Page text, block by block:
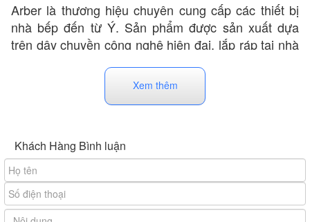
Arber là thương hiệu chuyên cung cấp các thiết bị
nhà bếp đến từ Ý. Sản phẩm được sản xuất dựa
trên dây chuyền công nghệ hiện đại, lắp ráp tại nhà
phẩm máy hút mùi Arber đều được các chuyên gia
kiểm định chất lượng nghiêm ngặt trước khi đưa đến
Ngoàimáy hút mùi, hãng Arber còn sản xuất bếp
từ, lò nướng, máy rửa bát, máy lọc không khí, máy
lọc nước…tại Việt Nam Công ty TNHH Thương Mại
Xem thêm
Khách Hàng Bình luận